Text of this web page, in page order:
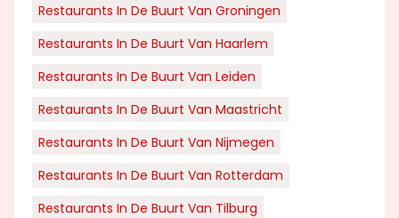
Restaurants In De Buurt Van Groningen
Restaurants In De Buurt Van Haarlem
Restaurants In De Buurt Van Leiden
Restaurants In De Buurt Van Maastricht
Restaurants In De Buurt Van Nijmegen
Restaurants In De Buurt Van Rotterdam
Restaurants In De Buurt Van Tilburg